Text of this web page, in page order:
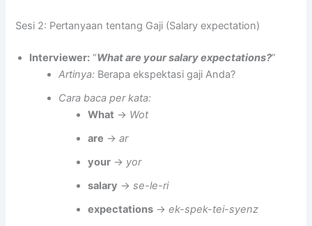
Sesi 2: Pertanyaan tentang Gaji (Salary expectation)
Interviewer: “What are your salary expectations?”
Artinya: Berapa ekspektasi gaji Anda?
Cara baca per kata:
What → Wot
are →ar
your → yor
salary →se-le-ri
expectations →ek-spek-tei-syenz